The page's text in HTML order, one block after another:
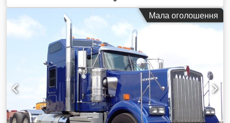
розмір шини:245 70 17,5,
Мала оголошення